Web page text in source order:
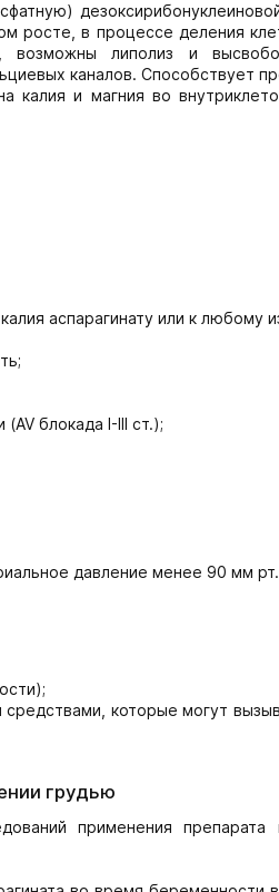
росте, в процессе деления
возможны липолиз и
каналов. Способствует
калия и магния во
аспарагинату или к любому
блокада I-III ст.);
давление менее 90 мм
которые могут
грудью
применения